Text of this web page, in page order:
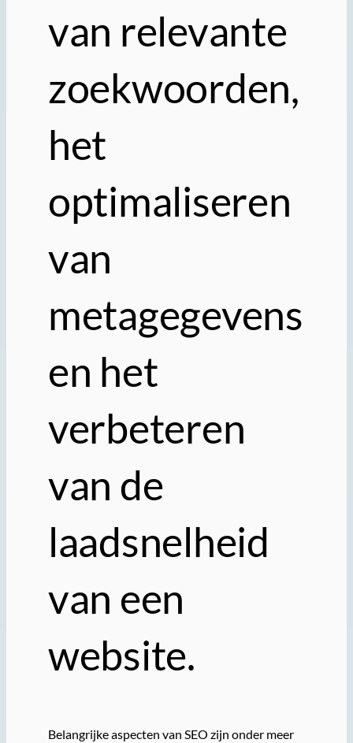
van relevante
zoekwoorden,
het
optimaliseren
van
metagegevens
en het
verbeteren
van de
laadsnelheid
van een
website.
Belangrijke aspecten van SEO zijn onder meer